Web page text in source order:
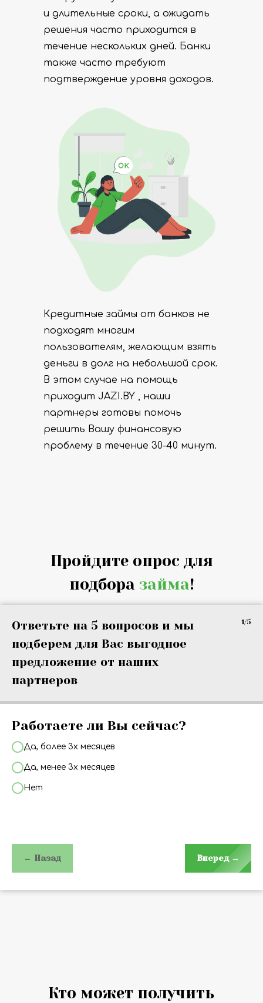
и длительные сроки, а ожидать
решения часто приходится в
течение нескольких дней. Банки
также часто требуют
подтверждение уровня доходов.
Кредитные займы от банков не
подходят многим
пользователям, желающим взять
деньги в долг на небольшой срок.
В этом случае на помощь
приходит JAZI.BY , наши
партнеры готовы помочь
решить Вашу финансовую
проблему в течение 30-40 минут.
Пройдите опрос для
подбора займа!
Ответьте на 5 вопросов и мы
подберем для Вас выгодное
предложение от наших
партнеров
1/5
Работаете ли Вы сейчас?
Да, более 3х месяцев
Да, менее 3х месяцев
Нет
← Назад Вперед →
Кто может получить